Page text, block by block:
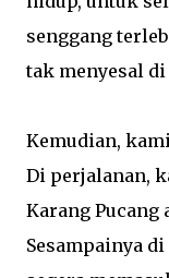
senggang
tak menyesal
Kemudian,
Di perjalanan,
Karang Pucang
Sesampainya